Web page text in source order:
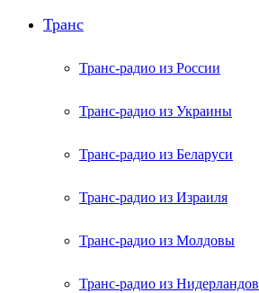
Транс
Транс-радио из России
Транс-радио из Украины
Транс-радио из Беларуси
Транс-радио из Израиля
Транс-радио из Молдовы
Транс-радио из Нидерландов